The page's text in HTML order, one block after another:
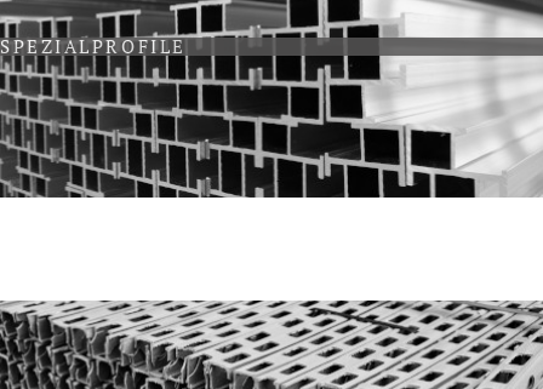
SPEZIALPROFILE